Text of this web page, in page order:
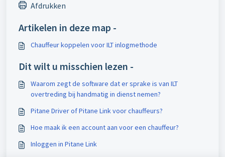
Afdrukken
Artikelen in deze map -
Chauffeur koppelen voor ILT inlogmethode
Dit wilt u misschien lezen -
Waarom zegt de software dat er sprake is van ILT
overtreding bij handmatig in dienst nemen?
Pitane Driver of Pitane Link voor chauffeurs?
Hoe maak ik een account aan voor een chauffeur?
Inloggen in Pitane Link